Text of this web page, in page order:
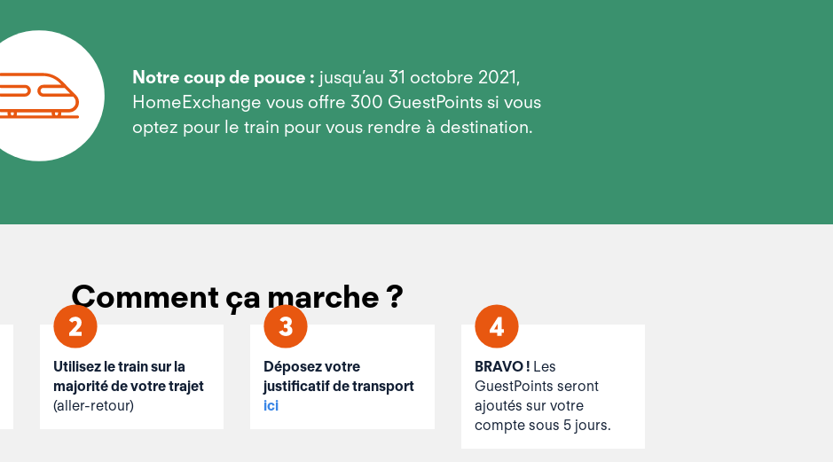
Notre coup de pouce : jusqu’au 31 octobre 2021,
HomeExchange vous offre 300 GuestPoints si vous
optez pour le train pour vous rendre à destination.
Comment ça marche ?
Utilisez le train sur la
majorité de votre trajet
(aller-retour)
Déposez votre
justificatif de transport
ici
BRAVO ! Les
GuestPoints seront
ajoutés sur votre
compte sous 5 jours.